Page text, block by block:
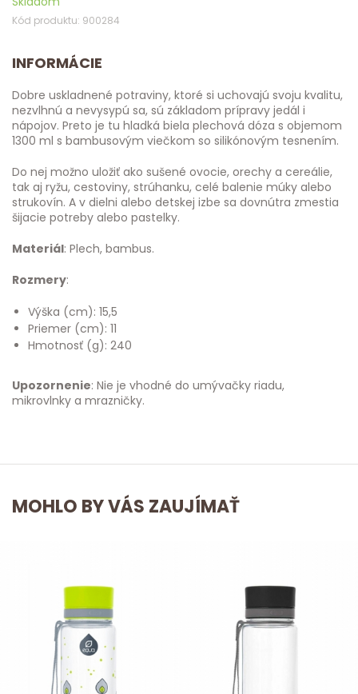
Kód produktu: 900284
INFORMÁCIE
Dobre uskladnené potraviny, ktoré si uchovajú svoju kvalitu,
nezvlhnú a nevysypú sa, sú základom prípravy jedál i
nápojov. Preto je tu hladká biela plechová dóza s objemom
1300 ml s bambusovým viečkom so silikónovým tesnením.
Do nej možno uložiť ako sušené ovocie, orechy a cereálie,
tak aj ryžu, cestoviny, strúhanku, celé balenie múky alebo
strukovín. A v dielni alebo detskej izbe sa dovnútra zmestia
šijacie potreby alebo pastelky.
Materiál: Plech, bambus.
Rozmery:
Výška (cm): 15,5
Priemer (cm): 11
Hmotnosť (g): 240
Upozornenie: Nie je vhodné do umývačky riadu,
mikrovlnky a mrazničky.
MOHLO BY VÁS ZAUJÍMAŤ